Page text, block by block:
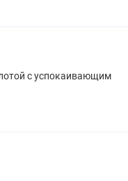
с успокаивающим